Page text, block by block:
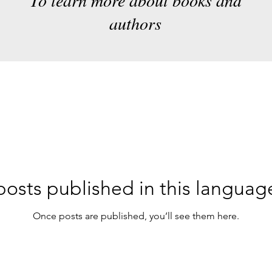
authors
published in this
Once posts are published, you’ll see them here.